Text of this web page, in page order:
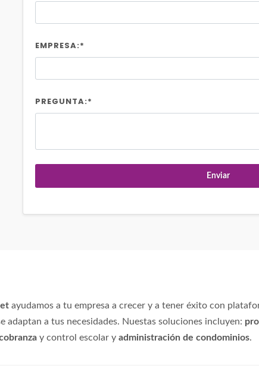
EMPRESA:*
PREGUNTA:*
Enviar
ayudamos a tu empresa a crecer y a tener éxito con
adaptan a tus necesidades. Nuestas soluciones incluyen:
y control escolar y administración de condominios.